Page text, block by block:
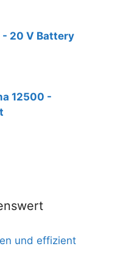
- 20 V Battery
12500 -
und effizient